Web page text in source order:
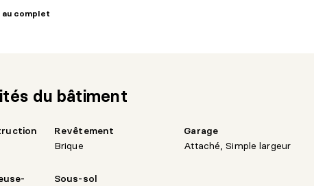
idéal pour ceux qui recherchent une belle qualité de vie à
au complet
du bâtiment
Revêtement
Brique
Garage
Attaché, Simple largeur
Sous-sol